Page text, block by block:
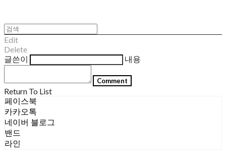
Edit
Delete
글쓴이
내용
Comment
Return To List
페이스북
카카오톡
네이버 블로그
밴드
라인